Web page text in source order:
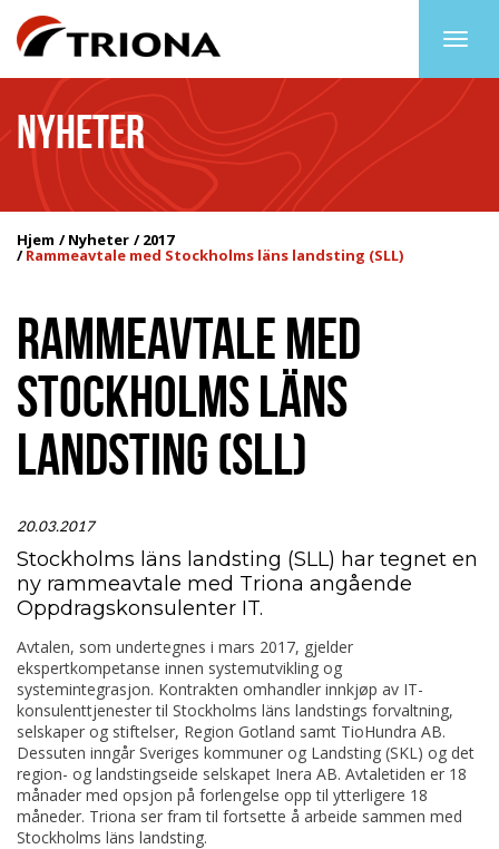
NYHETER
Hjem Nyheter 2017
Rammeavtale med Stockholms läns landsting (SLL)
RAMMEAVTALE MED
STOCKHOLMS LÄNS
LANDSTING (SLL)
20.03.2017
Stockholms läns landsting (SLL) har tegnet en
ny rammeavtale med Triona angående
Oppdragskonsulenter IT.
Avtalen, som undertegnes i mars 2017, gjelder
ekspertkompetanse innen systemutvikling og
systemintegrasjon. Kontrakten omhandler innkjøp av IT-
konsulenttjenester til Stockholms läns landstings forvaltning,
selskaper og stiftelser, Region Gotland samt TioHundra AB.
Dessuten inngår Sveriges kommuner og Landsting (SKL) og det
region- og landstingseide selskapet Inera AB. Avtaletiden er 18
månader med opsjon på forlengelse opp til ytterligere 18
måneder. Triona ser fram til fortsette å arbeide sammen med
Stockholms läns landsting.